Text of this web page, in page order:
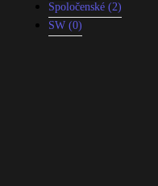
Spoločenské (2)
SW (0)